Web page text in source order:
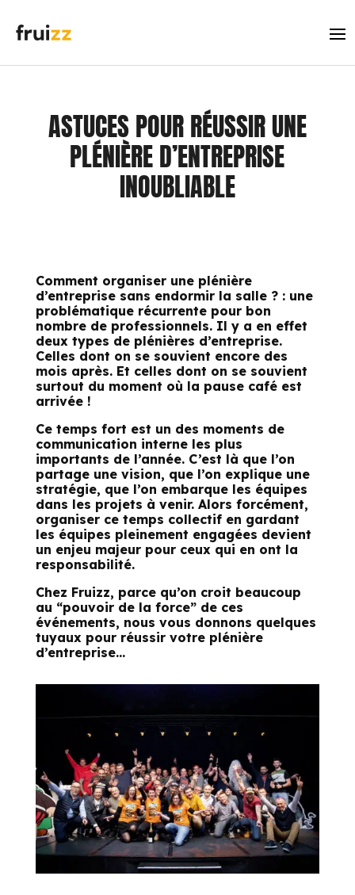
ASTUCES POUR RÉUSSIR UNE
PLÉNIÈRE D’ENTREPRISE
INOUBLIABLE
Comment organiser une plénière
d’entreprise sans endormir la salle ? : une
problématique récurrente pour bon
nombre de professionnels. Il y a en effet
deux types de plénières d’entreprise.
Celles dont on se souvient encore des
mois après. Et celles dont on se souvient
surtout du moment où la pause café est
arrivée !
Ce temps fort est un des moments de
communication interne les plus
importants de l’année. C’est là que l’on
partage une vision, que l’on explique une
stratégie, que l’on embarque les équipes
dans les projets à venir. Alors forcément,
organiser ce temps collectif en gardant
les équipes pleinement engagées devient
un enjeu majeur pour ceux qui en ont la
responsabilité.
Chez Fruizz, parce qu’on croit beaucoup
au “pouvoir de la force” de ces
événements, nous vous donnons quelques
tuyaux pour réussir votre plénière
d’entreprise…